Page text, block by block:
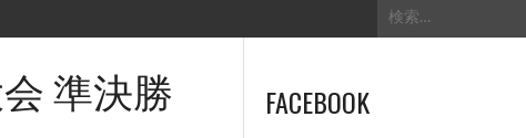
準決勝
FACEBOOK